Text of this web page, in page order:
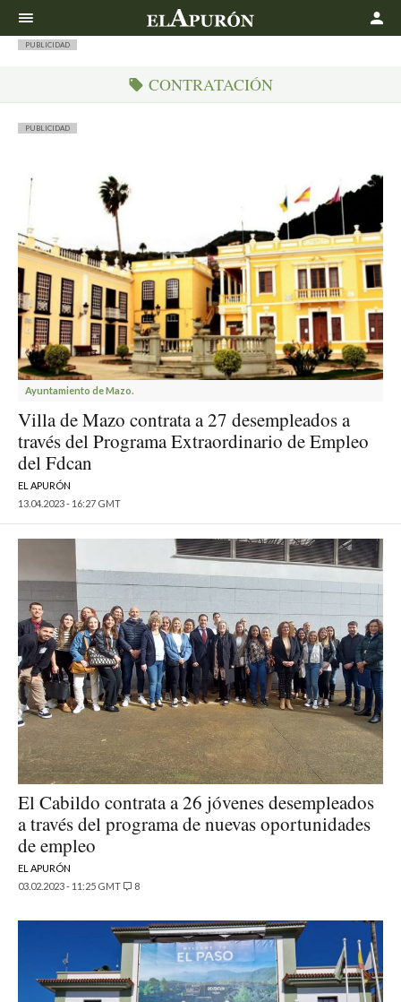
PUBLICIDAD
CONTRATACIÓN
PUBLICIDAD
Ayuntamiento de Mazo.
Villa de Mazo contrata a 27 desempleados a
través del Programa Extraordinario de Empleo
del Fdcan
EL APURÓN
13.04.2023 - 16:27 GMT
El Cabildo contrata a 26 jóvenes desempleados
a través del programa de nuevas oportunidades
de empleo
EL APURÓN
03.02.2023 - 11:25 GMT
8